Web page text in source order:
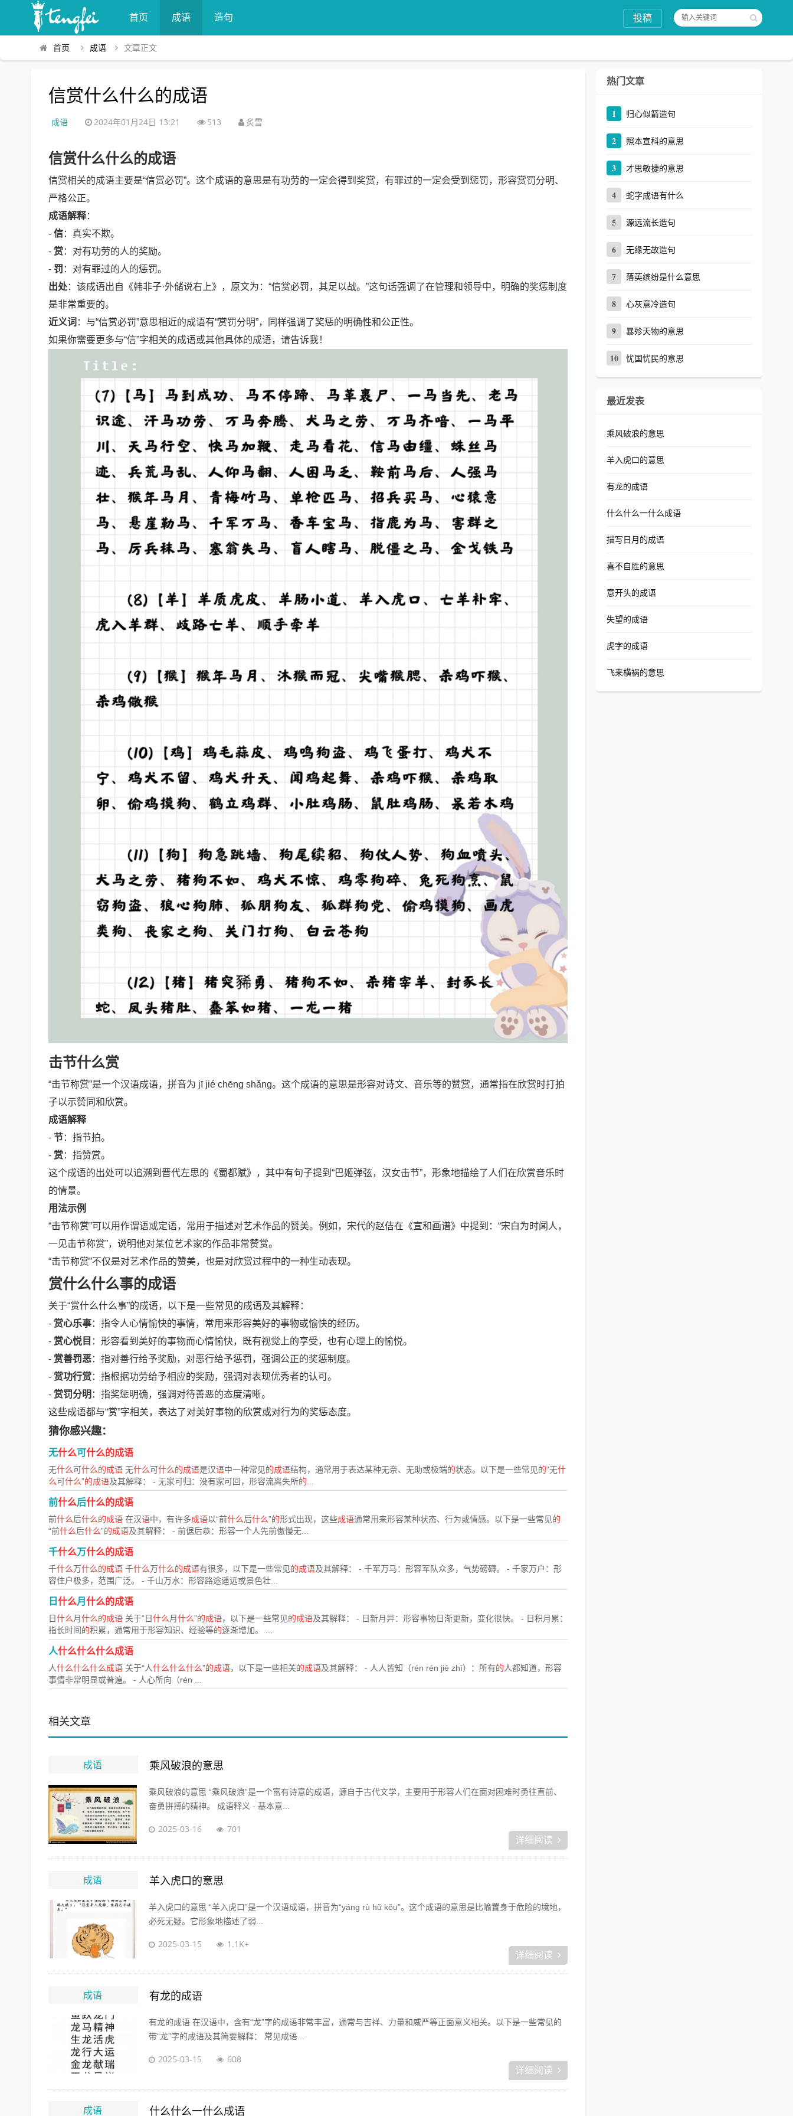
首页 成语 造句 投稿
首页 成语 文章正文
信赏什么什么的成语
成语 2024年01月24日 13:21 513 炙雪
信赏什么什么的成语
信赏相关的成语主要是“信赏必罚”。这个成语的意思是有功劳的一定会得到奖赏，有罪过的一定会受到惩罚，形容赏罚分明、
严格公正。
成语解释：
- 信：真实不欺。
- 赏：对有功劳的人的奖励。
- 罚 ：对有罪过的人的惩罚。
出处：该成语出自《韩非子·外储说右上》，原文为：“信赏必罚，其足以战。”这句话强调了在管理和领导中，明确的奖惩制度
是非常重要的。
近义词 ：与“信赏必罚”意思相近的成语有“赏罚分明”，同样强调了奖惩的明确性和公正性。
如果你需要更多与“信”字相关的成语或其他具体的成语，请告诉我！
击节什么赏
“击节称赏”是一个汉语成语，拼音为 jī jié chēng shǎng。这个成语的意思是形容对诗文、音乐等的赞赏，通常指在欣赏时打拍
子以示赞同和欣赏。
成语解释
- 节：指节拍。
- 赏：指赞赏。
这个成语的出处可以追溯到晋代左思的《蜀都赋》，其中有句子提到“巴姬弹弦，汉女击节”，形象地描绘了人们在欣赏音乐时
的情景。
用法示例
“击节称赏”可以用作谓语或定语，常用于描述对艺术作品的赞美。例如，宋代的赵佶在《宣和画谱》中提到：“宋白为时闻人，
一见击节称赏”，说明他对某位艺术家的作品非常赞赏。
“击节称赏”不仅是对艺术作品的赞美，也是对欣赏过程中的一种生动表现。
赏什么什么事的成语
关于“赏什么什么事”的成语，以下是一些常见的成语及其解释：
- 赏心乐事：指令人心情愉快的事情，常用来形容美好的事物或愉快的经历。
- 赏心悦目 ：形容看到美好的事物而心情愉快，既有视觉上的享受，也有心理上的愉悦。
- 赏善罚恶：指对善行给予奖励，对恶行给予惩罚，强调公正的奖惩制度。
- 赏功行赏：指根据功劳给予相应的奖励，强调对表现优秀者的认可。
- 赏罚分明 ：指奖惩明确，强调对待善恶的态度清晰。
这些成语都与“赏”字相关，表达了对美好事物的欣赏或对行为的奖惩态度。
猜你感兴趣：
无什么可什么的成语
无什么可什么的成语 无什么可什么的成语是汉语中一种常见的成语结构，通常用于表达某种无奈、无助或极端的状态。以下是一些常见的“无什
么可什么”的成语及其解释： - 无家可归：没有家可回，形容流离失所的
前什么后什么的成语
前什么后什么的成语 在汉语中，有许多成语以“前什么后什么”的形式出现，这些成语通常用来形容某种状态、行为或情感。以下是一些常见的
“前什么后什么”的成语及其解释： - 前倨后恭：形容一个人先前傲慢无...
千什么万什么的成语
千什么万什么的成语 千什么万什么的成语有很多，以下是一些常见的成语及其解释： - 千军万马：形容军队众多，气势磅礴。 - 千家万户：形
容住户极多，范围广泛。 - 千山万水：形容路途遥远或景色壮...
日 什么月 什么的成语
日什么 月什么的成语 关于“日什么 月什么”的成语，以下是一些常见的成语及其解释： - 日新月异：形容事物日渐更新，变化很快。 - 日积月累：
指长时间的积累，通常用于形容知识、经验等的逐渐增加。 ...
人什么什么什么成语
人什么什么什么成语 关于“人什么什么什么”的成语，以下是一些相关的成语及其解释： - 人人皆知（rén rén jiē zhī）：所有的人都知道，形容
事情非常明显或普遍。 - 人心所向（rén ...
相关文章
成语 乘风破浪的意思
乘风破浪的意思 “乘风破浪”是一个富有诗意的成语，源自于古代文学，主要用于形容人们在面对困难时勇往直前、
奋勇拼搏的精神。 成语释义 - 基本意...
2025-03-16 701
详细阅读
成语 羊入虎口的意思
羊入虎口的意思 “羊入虎口”是一个汉语成语，拼音为“yáng rù hǔ kǒu”。这个成语的意思是比喻置身于危险的境地，
必死无疑。它形象地描述了弱...
2025-03-15 1.1K+
详细阅读
成语 有龙的成语
有龙的成语 在汉语中，含有“龙”字的成语非常丰富，通常与吉祥、力量和威严等正面意义相关。以下是一些常见的
带“龙”字的成语及其简要解释： 常见成语...
2025-03-15 608
详细阅读
成语 什么什么一什么成语
热门文章
1 归心似箭造句
2 照本宣科的意思
3 才思敏捷的意思
4 蛇字成语有什么
5 源远流长造句
6 无缘无故造句
7 落英缤纷是什么意思
8 心灰意冷造句
9 暴殄天物的意思
10 忧国忧民的意思
最近发表
乘风破浪的意思
羊入虎口的意思
有龙的成语
什么什么一什么成语
描写日月的成语
喜不自胜的意思
意开头的成语
失望的成语
虎字的成语
飞来横祸的意思